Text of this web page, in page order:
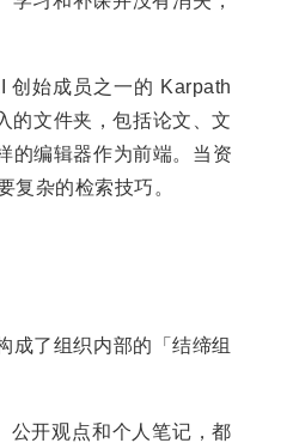
创始成员之一的 Karpath
的文件夹，包括论文、文
的编辑器作为前端。当资
复杂的检索技巧。
成了组织内部的「结缔组
公开观点和个人笔记，都